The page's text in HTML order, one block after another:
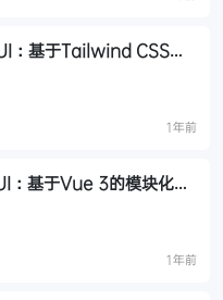
：基于Tailwind CSS的
1年前
：基于Vue 3的模块化
1年前